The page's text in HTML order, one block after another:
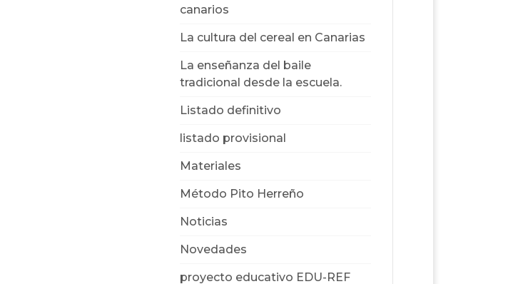
canarios
La cultura del cereal en Canarias
La enseñanza del baile
tradicional desde la escuela.
Listado definitivo
listado provisional
Materiales
Método Pito Herreño
Noticias
Novedades
proyecto educativo EDU-REF